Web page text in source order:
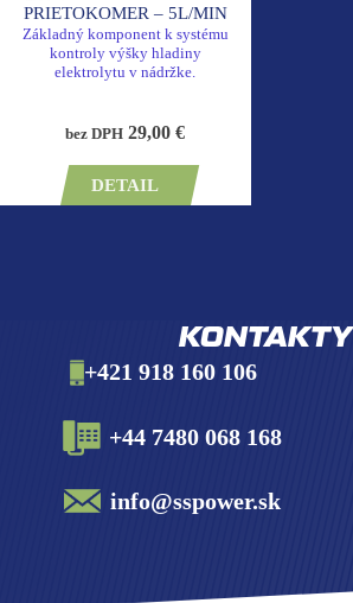
PRIETOKOMER – 5L/MIN
Základný komponent k systému
kontroly výšky hladiny
elektrolytu v nádržke.
bez DPH 29,00 €
DETAIL
KONTAKTY
+421 918 160 106
+44 7480 068 168
info@sspower.sk